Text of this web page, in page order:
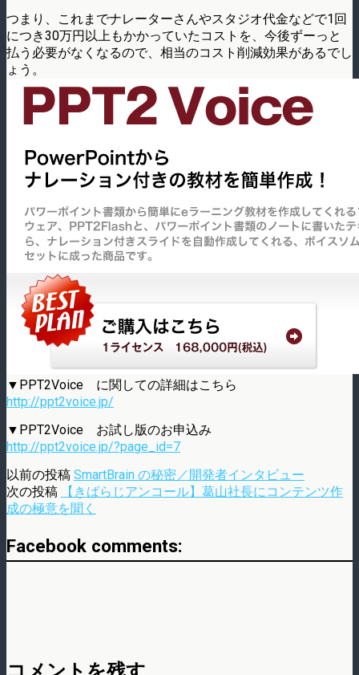
つまり、これまでナレーターさんやスタジオ代金などで1回
につき30万円以上もかかっていたコストを、今後ずーっと
払う必要がなくなるので、相当のコスト削減効果があるでし
ょう。
▼PPT2Voice に関しての詳細はこちら
http://ppt2voice.jp/
▼PPT2Voice お試し版のお申込み
http://ppt2voice.jp/?page_id=7
以前の投稿 SmartBrain の秘密／開発者インタビュー
次の投稿
【きばらじアンコール】葛山社長にコンテンツ作
成の極意を聞く
Facebook comments: